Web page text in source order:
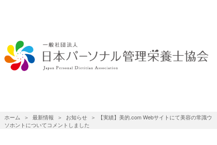
ホーム 最新情報 お知らせ
【実績】美的.com Webサイトにて美容の常識ウ
ソホントについてコメントしました